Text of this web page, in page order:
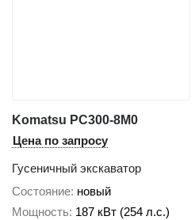
Komatsu PC300-8M0
Цена по запросу
Гусеничный экскаватор
Состояние новый
Мощность 187 кВт (254 л.с.)